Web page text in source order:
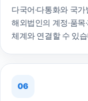
다국어·다통화와 국
해외법인의 계정·품목
체계와 연결할 수 있
06